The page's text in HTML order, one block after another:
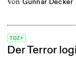
Gunnar Decker
TDZ+
Der Terror